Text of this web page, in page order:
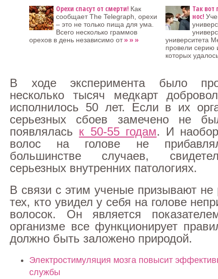
Орехи спасут от смерти! Как
сообщает The Telegraph, орехи
– это не только пища для ума.
Всего несколько граммов
орехов в день независимо от» » »
Так
нос!
университета
провели серию
которых
В ходе эксперимента было
несколько тысяч медкарт
исполнилось 50 лет. Если в их
серьезных сбоев замечено не
появлялась к 50-55 годам. И
волос на голове не
большинстве случаев,
серьезных внутренних патологиях.
В связи с этим ученые призывают не
тех, кто увидел у себя на голове
волосок. Он является
организме все функционирует
должно быть заложено природой.
Электростимуляция мозга повысит
службы